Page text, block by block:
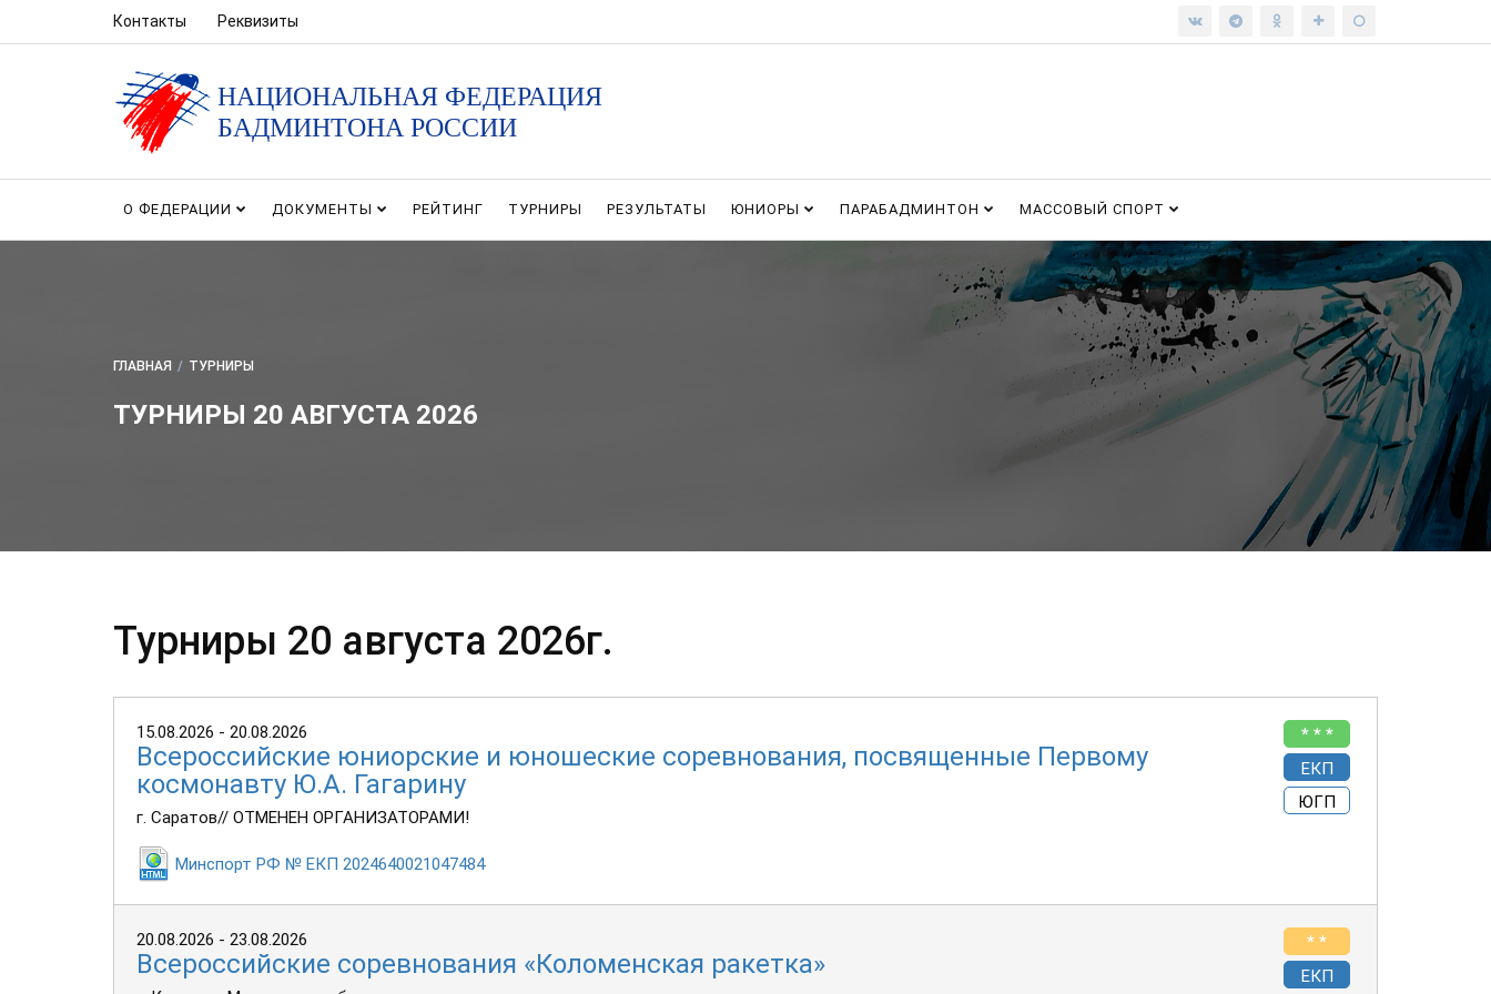
Контакты Реквизиты
НАЦИОНАЛЬНАЯ ФЕДЕРАЦИЯ
БАДМИНТОНА РОССИИ
О ФЕДЕРАЦИИ ДОКУМЕНТЫ РЕЙТИНГ ТУРНИРЫ РЕЗУЛЬТАТЫ ЮНИОРЫ ПАРАБАДМИНТОН МАССОВЫЙ СПОРТ
ГЛАВНАЯ / ТУРНИРЫ
ТУРНИРЫ 20 АВГУСТА 2026
Турниры 20 августа 2026г.
15.08.2026 - 20.08.2026
Всероссийские юниорские и юношеские соревнования, посвященные Первому
космонавту Ю.А. Гагарину
г. Саратов// ОТМЕНЕН ОРГАНИЗАТОРАМИ!
* * *
ЕКП
ЮГП
Минспорт РФ № ЕКП 2024640021047484
20.08.2026 - 23.08.2026
Всероссийские соревнования «Коломенская ракетка»
* *
ЕКП